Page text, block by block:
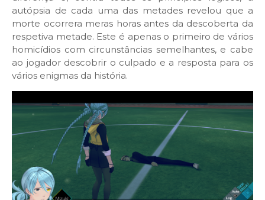
autópsia de cada uma das metades revelou que a
morte ocorrera meras horas antes da descoberta da
respetiva metade. Este é apenas o primeiro de vários
homicídios com circunstâncias semelhantes, e cabe
ao jogador descobrir o culpado e a resposta para os
vários enigmas da história.